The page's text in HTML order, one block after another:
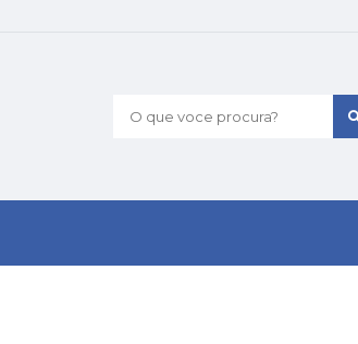
O que voce procura?